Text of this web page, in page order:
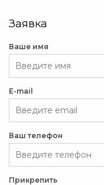
Заявка
Ваше имя
E-mail
Ваш телефон
Прикрепить